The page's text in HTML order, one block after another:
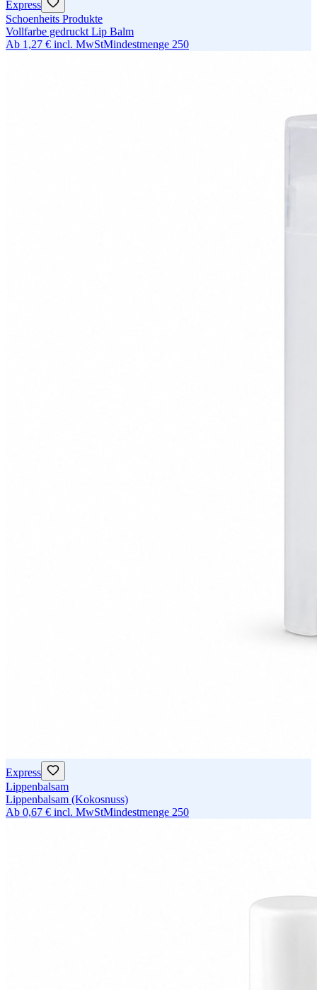
Express
Schoenheits Produkte
Vollfarbe gedruckt Lip Balm
Ab 1,27 € incl. MwStMindestmenge 250
Express
Lippenbalsam
Lippenbalsam (Kokosnuss)
Ab 0,67 € incl. MwStMindestmenge 250